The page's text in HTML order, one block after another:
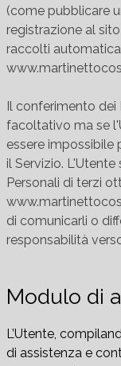
(come pubblicare
registrazione al
raccolti
Il conferimento dei
facoltativo ma se
essere
il Servizio.
Personali di terzi
di comunicarli o
responsabilità
Modulo di
L’Utente,
di assistenza e